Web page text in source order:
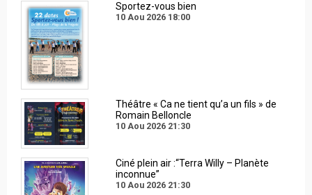
Sportez-vous bien
10 Aou 2026 18:00
Théâtre « Ca ne tient qu’a un fils » de
Romain Belloncle
10 Aou 2026 21:30
Ciné plein air :“Terra Willy – Planète
inconnue”
10 Aou 2026 21:30